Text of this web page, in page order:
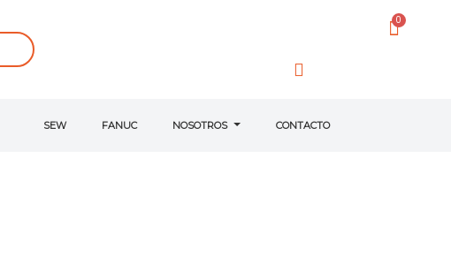
SEW FANUC NOSOTROS CONTACTO